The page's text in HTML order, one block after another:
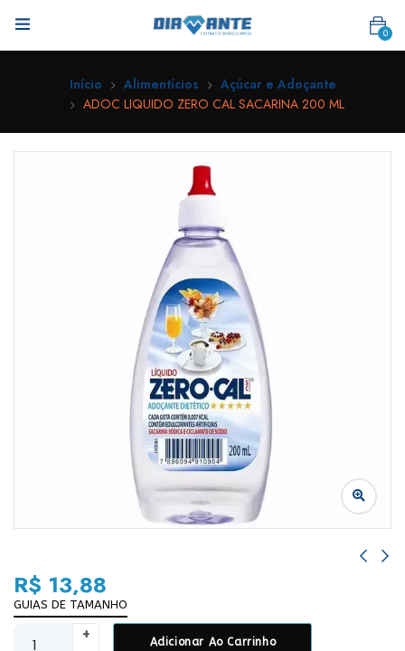
0
Início Alimentícios
Açúcar e Adoçante
ADOC LIQUIDO ZERO CAL SACARINA 200 ML
R$ 13,88
GUIAS DE TAMANHO
Adicionar Ao Carrinho